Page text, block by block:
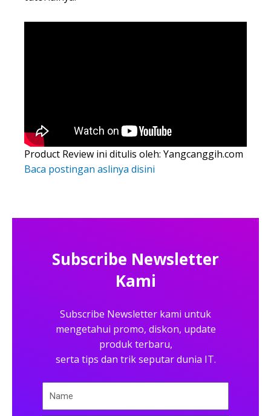
Product Review ini ditulis oleh: Yangcanggih.com
Baca postingan aslinya disini
Subscribe Newsletter
Kami
Subscribe Newsletter kami untuk
mengetahui promo, diskon, update
produk terbaru,
serta tips dan trik seputar dunia IT.